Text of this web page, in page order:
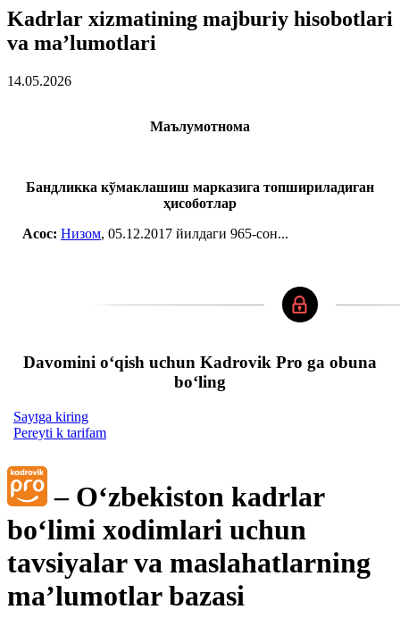
Kadrlar хizmatining majburiy hisobotlari
va ma’lumotlari
14.05.2026
Маълумотнома
Бандликка кўмаклашиш марказига топшириладиган
ҳисоботлар
Асос: Низом, 05.12.2017 йилдаги 965-сон...
Davomini oʻqish uchun Kadrovik Pro ga obuna
boʻling
Saytga kiring
Pereyti k tarifam
– Oʻzbekiston kadrlar
boʻlimi хodimlari uchun
tavsiyalar va maslahatlarning
ma’lumotlar bazasi